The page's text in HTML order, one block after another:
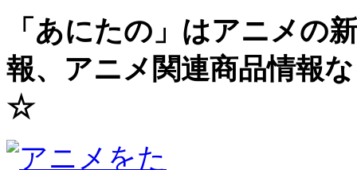
「あにたの」はアニメの
報、アニメ関連商品情報
☆